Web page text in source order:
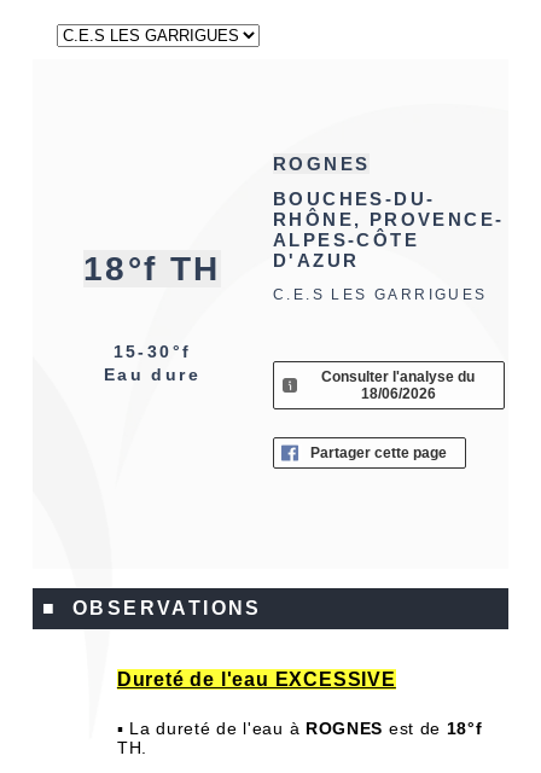
18°f TH
15-30°f
Eau dure
ROGNES
BOUCHES-DU-
RHÔNE, PROVENCE-
ALPES-CÔTE
D'AZUR
C.E.S LES GARRIGUES
Consulter l'analyse du
18/06/2026
Partager cette page
■ OBSERVATIONS
Dureté de l'eau EXCESSIVE
▪ La dureté de l'eau à ROGNES est de 18°f
TH.